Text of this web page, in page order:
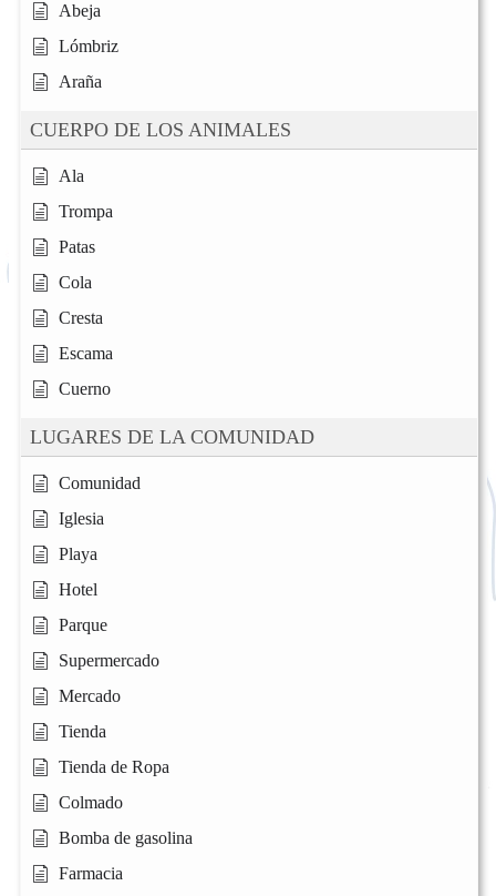
Abeja
Lómbriz
Araña
CUERPO DE LOS ANIMALES
Ala
Trompa
Patas
Cola
Cresta
Escama
Cuerno
LUGARES DE LA COMUNIDAD
Comunidad
Iglesia
Playa
Hotel
Parque
Supermercado
Mercado
Tienda
Tienda de Ropa
Colmado
Bomba de gasolina
Farmacia